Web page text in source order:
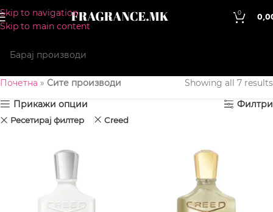
Skip to navigation
Skip to main content
0
Почетна » Сите производи
Showing all 7 results
Прикажи опции
Филтри
Ресетирај филтер Creed